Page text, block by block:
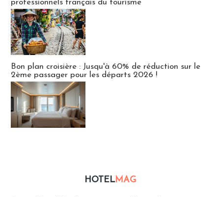
professionnels français du tourisme
Bon plan croisière : Jusqu'à 60% de réduction sur le
2ème passager pour les départs 2026 !
HOTELMAG